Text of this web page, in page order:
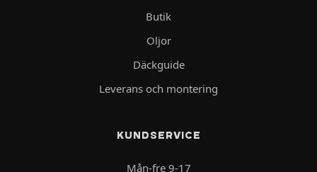
Butik
Oljor
Däckguide
Leverans och montering
KUNDSERVICE
Mån-fre 9-17